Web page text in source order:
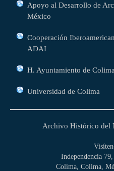
Apoyo al Desarrollo de
México
Cooperación
ADAI
H. Ayuntamiento de Colima
Universidad de Colima
Archivo Histórico del
Independencia
Colima, Colima,